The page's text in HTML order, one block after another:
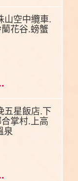
山空中纜車.
花谷.螃蟹
五星飯店.下
掌村.上高
泉